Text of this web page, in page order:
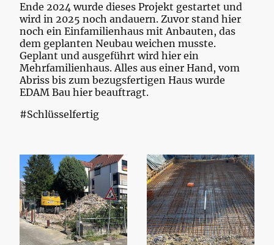
Ende 2024 wurde dieses Projekt gestartet und
wird in 2025 noch andauern. Zuvor stand hier
noch ein Einfamilienhaus mit Anbauten, das
dem geplanten Neubau weichen musste.
Geplant und ausgeführt wird hier ein
Mehrfamilienhaus. Alles aus einer Hand, vom
Abriss bis zum bezugsfertigen Haus wurde
EDAM Bau hier beauftragt.
#Schlüsselfertig